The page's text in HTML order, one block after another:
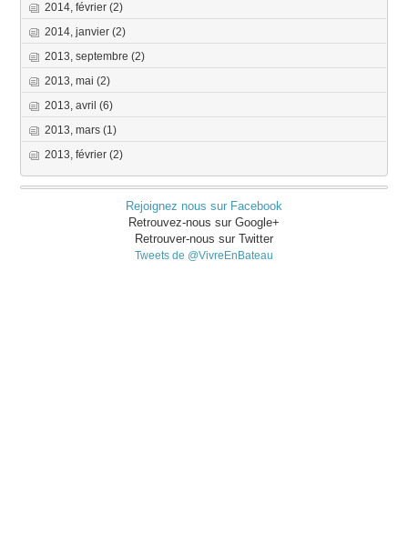
2014, février(2)
2014, janvier(2)
2013, septembre(2)
2013, mai(2)
2013, avril(6)
2013, mars(1)
2013, février(2)
Rejoignez nous sur Facebook
Retrouvez-nous sur Google+
Retrouver-nous sur Twitter
Tweets de @VivreEnBateau